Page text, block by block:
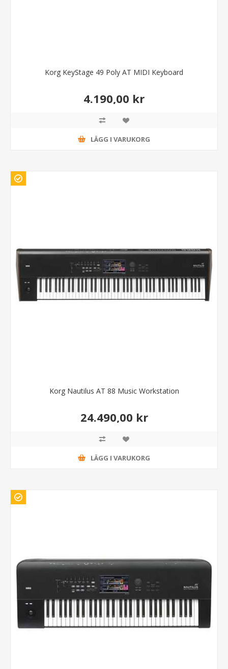
Korg KeyStage 49 Poly AT MIDI Keyboard
4.190,00 kr
LÄGG I VARUKORG
Korg Nautilus AT 88 Music Workstation
24.490,00 kr
LÄGG I VARUKORG